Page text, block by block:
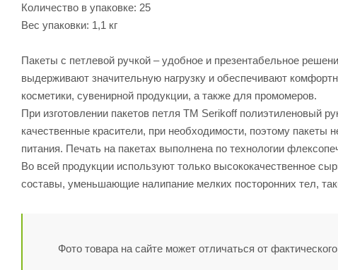
Количество в упаковке: 25
Вес упаковки: 1,1 кг
Пакеты с петлевой ручкой – удобное и презентабельное
выдерживают значительную нагрузку и обеспечивают
косметики, сувенирной продукции, а также для промомеров.
При изготовлении пакетов петля ТМ Serikoff полиэтиленовый
качественные красители, при необходимости, поэтому пакеты
питания. Печать на пакетах выполнена по технологии
Во всей продукции используют только высококачественное
составы, уменьшающие налипание мелких посторонних тел,
Фото товара на сайте может отличаться от